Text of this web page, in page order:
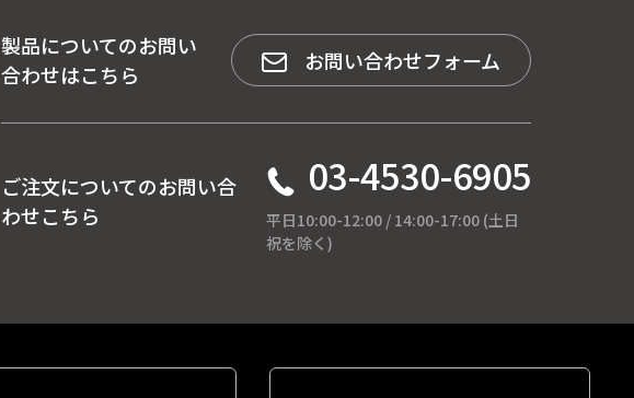
製品についてのお問い
合わせはこちら
お問い合わせフォーム
ご注文についてのお問い合
わせこちら
03-4530-6905
平日10:00-12:00 / 14:00-17:00 (土日
祝を除く)